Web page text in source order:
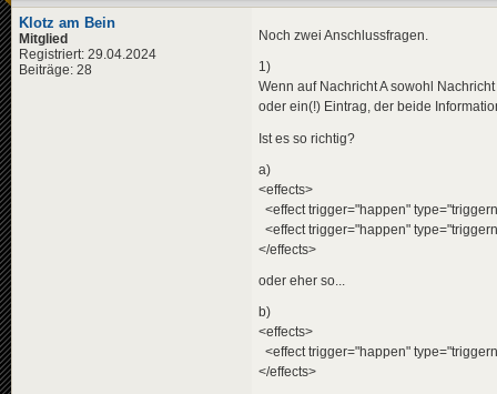
Klotz am Bein
Mitglied
Registriert: 29.04.2024
Beiträge: 28
Noch zwei Anschlussfragen.
1)
Wenn auf Nachricht A sowohl
oder ein(!) Eintrag, der beide
Ist es so richtig?
a)
<effects>
<effect trigger="happen"
<effect trigger="happen"
</effects>
oder eher so...
b)
<effects>
<effect trigger="happen"
</effects>